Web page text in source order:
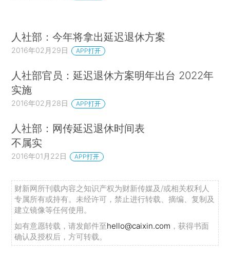
人社部：今年将拿出延迟退休方案
2016年02月29日 APP打开
人社部官员：延迟退休方案明年出台 2022年
实施
2016年02月28日 APP打开
人社部：网传延迟退休时间表
不属实
2016年01月22日 APP打开
财新网所刊载内容之知识产权为财新传媒及/或相关权利人
专属所有或持有。未经许可，禁止进行转载、摘编、复制及
建立镜像等任何使用。
如有意愿转载，请发邮件至hello@caixin.com ，获得书面
确认及授权后，方可转载。